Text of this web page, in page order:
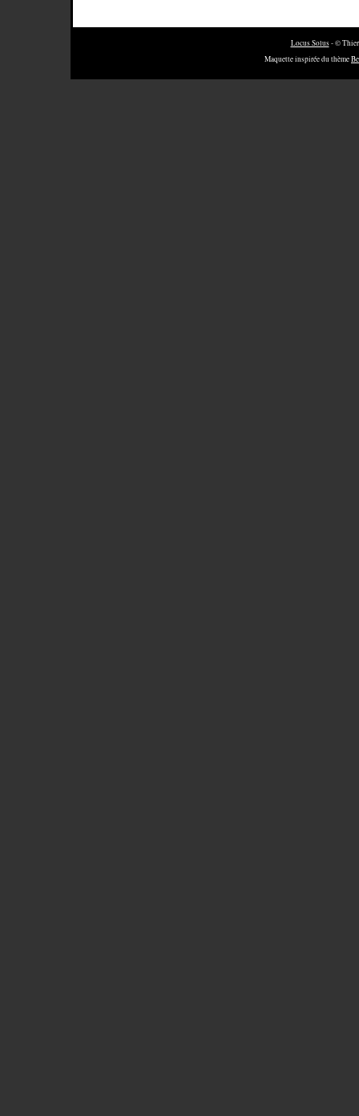
Locus Solus- ©
Maquette inspirée du thème